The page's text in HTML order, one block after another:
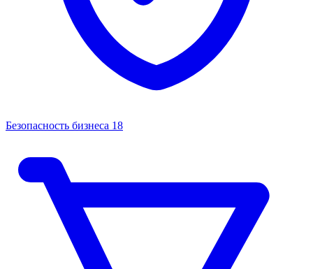
Безопасность бизнеса 18